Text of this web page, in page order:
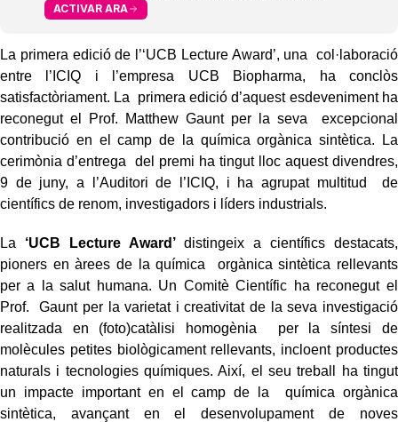
ACTIVAR ARA
La primera edició de l’‘UCB Lecture Award’, una col·laboració
entre l’ICIQ i l’empresa UCB Biopharma, ha conclòs
satisfactòriament. La primera edició d’aquest esdeveniment ha
reconegut el Prof. Matthew Gaunt per la seva excepcional
contribució en el camp de la química orgànica sintètica. La
cerimònia d’entrega del premi ha tingut lloc aquest divendres,
9 de juny, a l’Auditori de l’ICIQ, i ha agrupat multitud de
científics de renom, investigadors i líders industrials.
La ‘UCB Lecture Award’ distingeix a científics destacats,
pioners en àrees de la química orgànica sintètica rellevants
per a la salut humana. Un Comitè Científic ha reconegut el
Prof. Gaunt per la varietat i creativitat de la seva investigació
realitzada en (foto)catàlisi homogènia per la síntesi de
molècules petites biològicament rellevants, incloent productes
naturals i tecnologies químiques. Així, el seu treball ha tingut
un impacte important en el camp de la química orgànica
sintètica, avançant en el desenvolupament de noves